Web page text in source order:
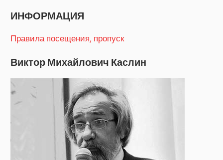
записям
ИНФОРМАЦИЯ
Правила посещения, пропуск
Виктор Михайлович Каслин